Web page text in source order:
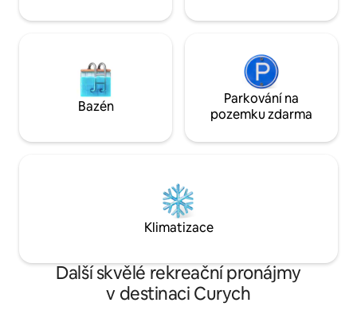
Bazén
Parkování na
pozemku zdarma
Klimatizace
Další skvělé rekreační pronájmy
v destinaci Curych